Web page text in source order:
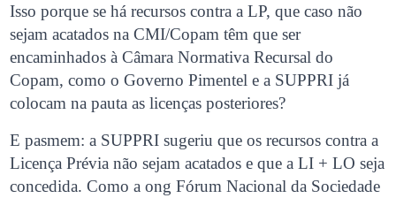
Isso porque se há recursos contra a LP, que caso não
sejam acatados na CMI/Copam têm que ser
encaminhados à Câmara Normativa Recursal do
Copam, como o Governo Pimentel e a SUPPRI já
colocam na pauta as licenças posteriores?
E pasmem: a SUPPRI sugeriu que os recursos contra a
Licença Prévia não sejam acatados e que a LI + LO seja
concedida. Como a ong Fórum Nacional da Sociedade